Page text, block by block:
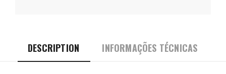
anatômicos
de
DESCRIPTION INFORMAÇÕES TÉCNICAS